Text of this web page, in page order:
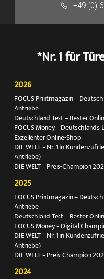
+49 (0)
*Nr. 1 für
2026
FOCUS Printmagazin –
Antriebe
Deutschland Test – Bester
FOCUS Money –
Exzellenter Online-Shop
DIE WELT – Nr. 1 in
Antriebe)
DIE WELT – Preis-Champion
2025
FOCUS Printmagazin –
Antriebe
Deutschland Test – Bester
FOCUS Money – Digital
DIE WELT – Nr. 1 in
Antriebe)
DIE WELT – Preis-Champion
2024